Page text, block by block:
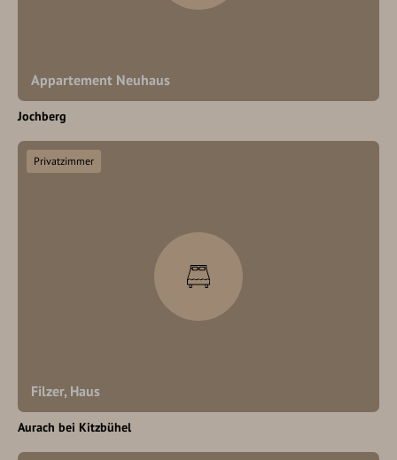
Appartement Neuhaus
Jochberg
Filzer, Haus
Privatzimmer
Aurach bei Kitzbühel